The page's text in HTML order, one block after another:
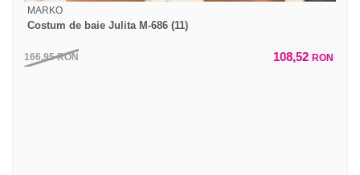
MARKO
Costum de baie Julita M-686 (11)
166,95RON 108,52 RON